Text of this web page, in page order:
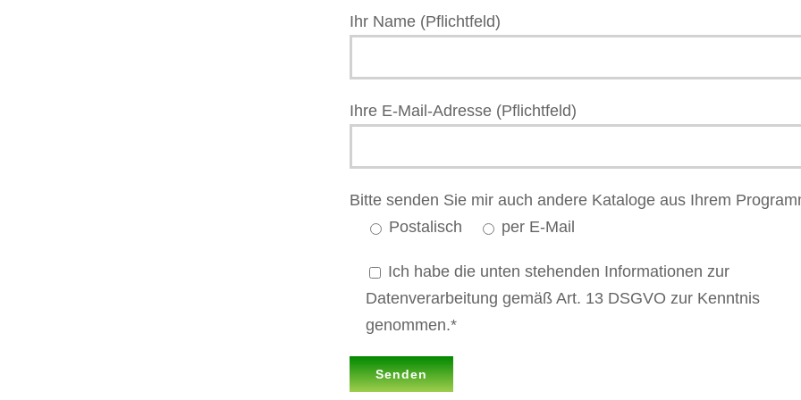
Ihr Name (Pflichtfeld)
Ihre E-Mail-Adresse (Pflichtfeld)
Bitte senden Sie mir auch andere Kataloge aus Ihrem
Postalisch
per E-Mail
Ich habe die unten stehenden Informationen zur
Datenverarbeitung gemäß Art. 13 DSGVO zur Kenntnis
genommen.*